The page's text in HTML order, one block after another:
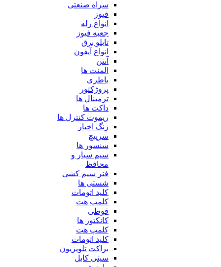
سراه صنعتی
فیوز
انواع رله
جعبه فیوز
تابلو برق
انواع آیفون
آنتن
المنت ها
باطری
پروژکتور
ترمینال ها
داکت ها
ریموت کنترل ها
زنگ اخبار
سرپیچ
سنسور ها
سیم سیار و
محافظ
فنر سیم کشی
شستی ها
کلید اتومات
کلمپ هت
قوطی
کانکتور ها
کلمپ هت
کلید اتومات
براکت تلویزیون
سینی کابل